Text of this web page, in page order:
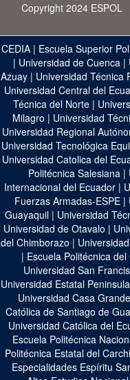
Copyright 2024 ESPOL
CEDIA| Escuela Superior
| Universidad de Cuenca|
Azuay| Universidad Técnica
Universidad Central del
Técnica del Norte |
Milagro | Universidad
Universidad Regional
Universidad Tecnológica
Universidad Catolica del
Politécnica Salesiana |
Internacional del Ecuador |
Fuerzas Armadas-ESPE |
Guayaquil| Universidad
Universidad de Otavalo |
del Chimborazo |
| Escuela Politécnica
Universidad San
Universidad Estatal
Universidad Casa Grande
Católica de Santiago de
Universidad Católica del
Escuela Politécnica
Politécnica Estatal del Carchi
Especialidades Espíritu